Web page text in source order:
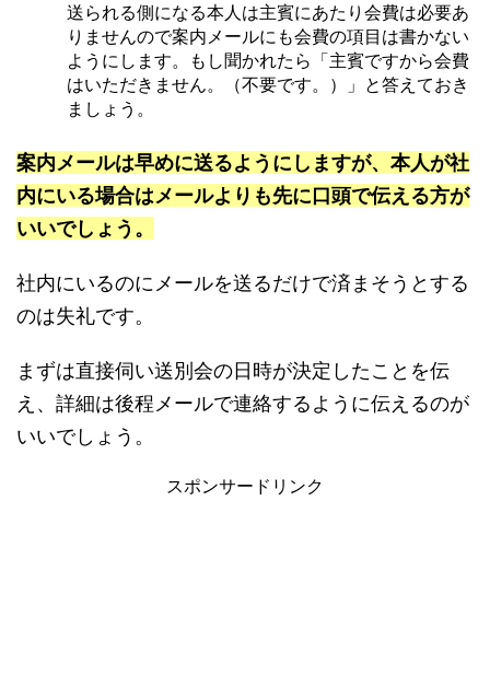
送られる側になる本人は主賓にあたり会費は必要あ
りませんので案内メールにも会費の項目は書かない
ようにします。もし聞かれたら「主賓ですから会費
はいただきません。（不要です。）」と答えておき
ましょう。
案内メールは早めに送るようにしますが、本人が社
内にいる場合はメールよりも先に口頭で伝える方が
いいでしょう。
社内にいるのにメールを送るだけで済まそうとする
のは失礼です。
まずは直接伺い送別会の日時が決定したことを伝
え、詳細は後程メールで連絡するように伝えるのが
いいでしょう。
スポンサードリンク